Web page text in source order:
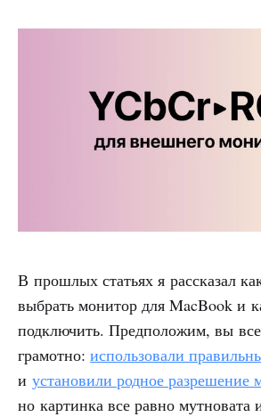
В прошлых статьях я рассказал
выбрать монитор для MacBook и
подключить. Предположим, вы
грамотно: использовали
и установили родное разрешение
но картинка все равно мутновата